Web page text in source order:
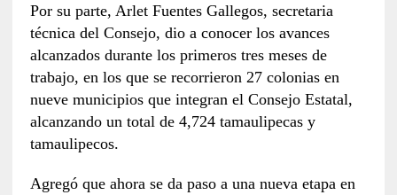
Por su parte, Arlet Fuentes Gallegos, secretaria
técnica del Consejo, dio a conocer los avances
alcanzados durante los primeros tres meses de
trabajo, en los que se recorrieron 27 colonias en
nueve municipios que integran el Consejo Estatal,
alcanzando un total de 4,724 tamaulipecas y
tamaulipecos.
Agregó que ahora se da paso a una nueva etapa en